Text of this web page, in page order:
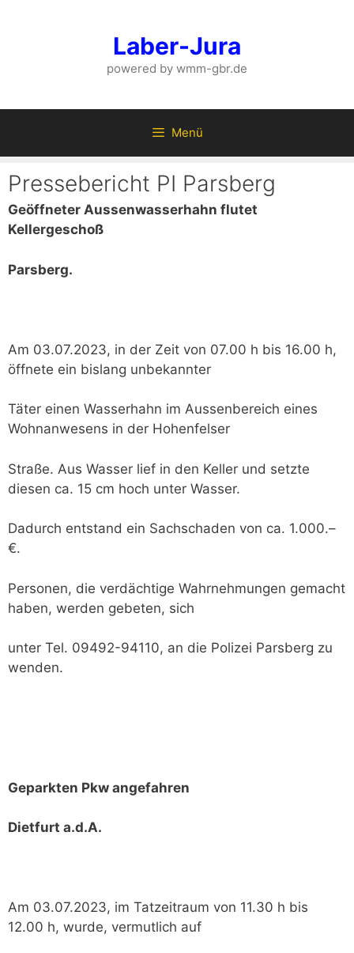
Laber-Jura
powered by wmm-gbr.de
Menü
Pressebericht PI Parsberg
Geöffneter Aussenwasserhahn flutet
Kellergeschoß
Parsberg.
Am 03.07.2023, in der Zeit von 07.00 h bis 16.00 h,
öffnete ein bislang unbekannter
Täter einen Wasserhahn im Aussenbereich eines
Wohnanwesens in der Hohenfelser
Straße. Aus Wasser lief in den Keller und setzte
diesen ca. 15 cm hoch unter Wasser.
Dadurch entstand ein Sachschaden von ca. 1.000.–
€.
Personen, die verdächtige Wahrnehmungen gemacht
haben, werden gebeten, sich
unter Tel. 09492-94110, an die Polizei Parsberg zu
wenden.
Geparkten Pkw angefahren
Dietfurt a.d.A.
Am 03.07.2023, im Tatzeitraum von 11.30 h bis
12.00 h, wurde, vermutlich auf